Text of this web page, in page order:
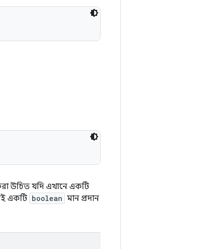
উচিত যদি এখানে একটি
একটি boolean মান প্রদান